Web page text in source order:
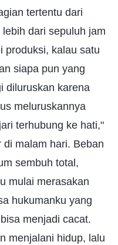
tertentu dari
dari sepuluh jam
produksi, kalau satu
siapa pun yang
diluruskan karena
meluruskannya
terhubung ke hati,"
malam hari. Beban
sembuh total,
mulai merasakan
hukumanku yang
menjadi cacat.
menjalani hidup, lalu